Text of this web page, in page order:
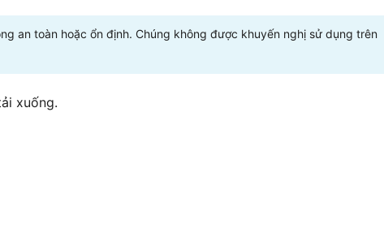
an toàn hoặc ổn định. Chúng không được khuyến nghị sử dụng trên
xuống.